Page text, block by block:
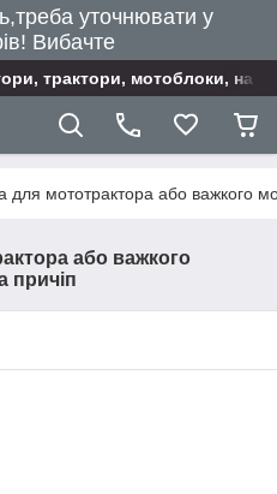
уточнювати у
Вибачте
трактори, мотоблоки,
для мототрактора або важкого
або важкого
причіп